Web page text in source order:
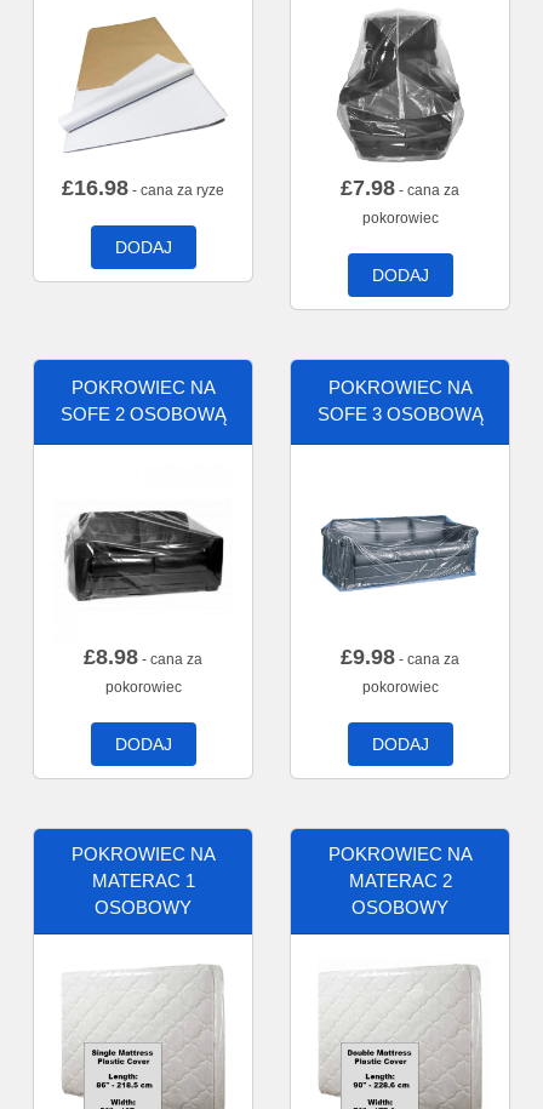
£16.98 - cana za ryze
DODAJ
£7.98 - cana za
pokorowiec
DODAJ
POKROWIEC NA
SOFE 2 OSOBOWĄ
£8.98 - cana za
pokorowiec
DODAJ
POKROWIEC NA
SOFE 3 OSOBOWĄ
£9.98 - cana za
pokorowiec
DODAJ
POKROWIEC NA
MATERAC 1
OSOBOWY
POKROWIEC NA
MATERAC 2
OSOBOWY